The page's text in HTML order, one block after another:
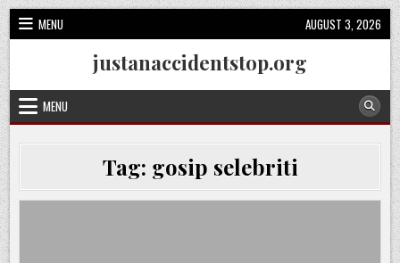
Skip
to
content
MENU AUGUST 3, 2026
justanaccidentstop.org
MENU
Tag: gosip selebriti